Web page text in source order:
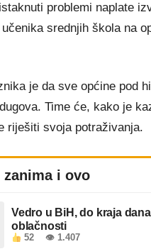
problemi naplate
srednjih škola na
je da sve općine pod
Time će, kako je
riješiti svoja potraživanja.
zanima i ovo
Vedro u BiH, do kraja
oblačnosti
52 👁 1.407